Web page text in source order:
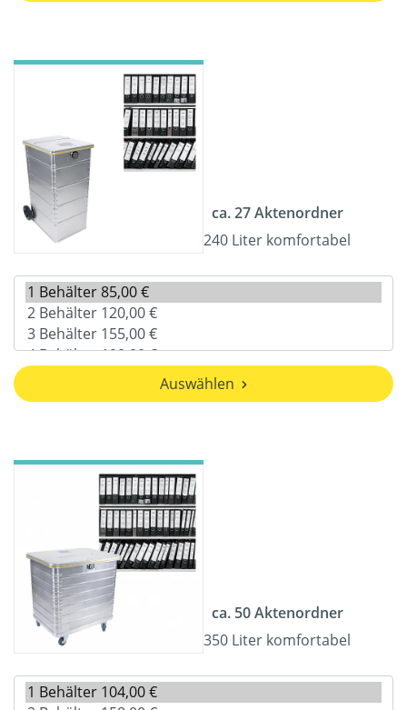
ca. 27 Aktenordner
240 Liter komfortabel
Auswählen
ca. 50 Aktenordner
350 Liter komfortabel